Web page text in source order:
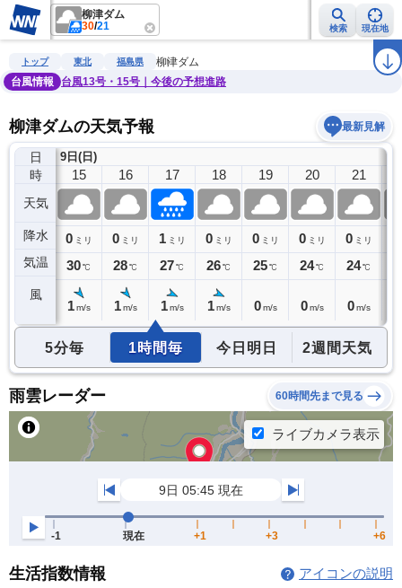
柳津ダム
30/21 検索 現在地
雨雲レーダー 台風情報 地震情報 ラ
トップ 東北 福島県
柳津ダム
台風情報
台風13号・15号｜今後の予想進路
柳津ダムの天気予報 最新見解
日
時
天気
降水
気温
風
9日(日)
14
0ミリ
30℃
15
0 ミリ
30℃
1 m/s
16
0 ミリ
28℃
1 m/s
17
1 ミリ
27℃
1 m/s
18
0 ミリ
26℃
1 m/s
19
0 ミリ
25℃
0 m/s
20
0 ミリ
24℃
0 m/s
21
0 ミリ
24℃
0 m/s
5分毎 1時間毎 今日明日 2週間天気
雨雲レーダー 60時間先まで見る
生活指数情報 アイコンの説明